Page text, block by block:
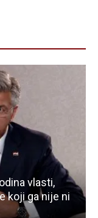
vlasti,
koji ga nije ni